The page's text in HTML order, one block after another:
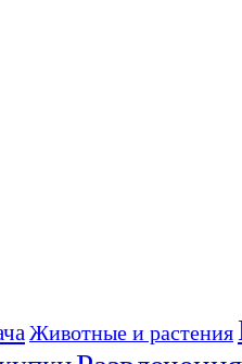
Животные и растения